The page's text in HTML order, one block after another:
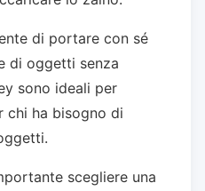
di portare con sé
di oggetti senza
sono ideali per
chi ha bisogno di
scegliere una